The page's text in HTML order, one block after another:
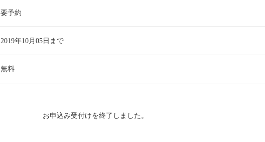
要予約
2019年10月05日まで
無料
お申込み受付けを終了しました。